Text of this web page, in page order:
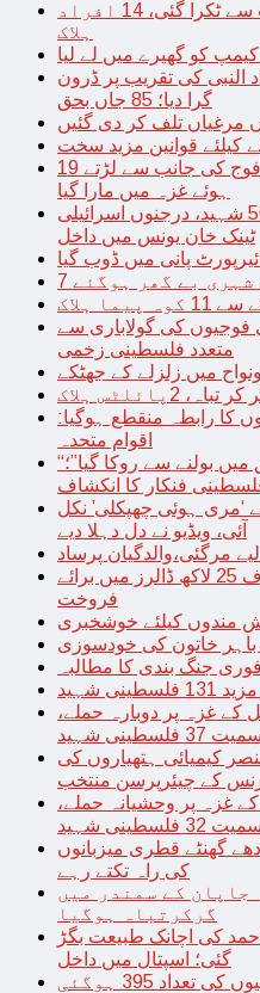
تھائی لینڈ میں ڈبل ڈیکر بس درخت سے ٹکرا گئی، 14 افراد
ہلاک
کیمپ کو گھیرے میں لے لیا
النبی کی تقریب پر ڈرون
گرا دیا؛ 85 جاں بحق
مرغیاں تلف کر دی گئیں
کیلئے قوانین مزید سخت
19 سالہ برطانوی شہری اسرائیلی فوج کی جانب سے لڑتے
ہوئے غزہ میں مارا گیا
غزہ؛ اسکولوں پربمباری سے50 شہید، درجنوں اسرائیلی
ٹینک خان یونس میں داخل
پانی میں ڈوب گیا
ہلاک
فوجیوں کی گولاباری سے
متعدد فلسطینی زخمی
میں زلزلے کے جھٹکے
ہلاک
کا رابطہ منقطع ہوگیا:
اقوام متحدہ
“ایوارڈ شو میں غزہ کے حق میں بولنے سے روکا گیا”؛
فنکار کا انکشاف
‘مری ہوئی چھپکلی’ نکل
آئی، ویڈیو نے دل دہلا دیے
مرگئی،والدگیان پرساد
امریکا میں خوبصورت جزیرہ صرف 25 لاکھ ڈالرز میں برائے
فروخت
مندوں کیلئے خوشخبری
باہر خاتون کی خودسوزی
جنگ بندی کا مطالبہ
شہید
کے غزہ پر دوبارہ حملے،
شہید
کیمیائی ہتھیاروں کی
کے چیئرپرسن منتخب
غزہ پر وحشیانہ حملے،
شہید
گھنٹے قطری میزبانوں
کی راہ تکتے رہے
جاپان کے سمندر میں
گرکرتباہ ہوگیا
الاحمد کی اچانک طبیعت بگڑ
گئی؛ اسپتال میں داخل
395 ہوگئی